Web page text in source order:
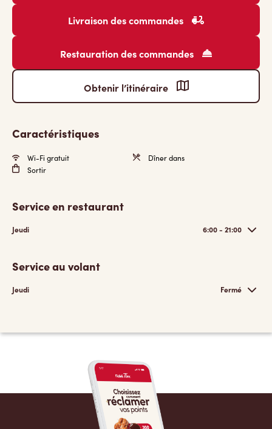
Livraison des commandes
Restauration des commandes
Obtenir l’itinéraire
Caractéristiques
Wi-Fi gratuit
Dîner dans
Sortir
Service en restaurant
Jeudi 6:00 - 21:00
Service au volant
Jeudi Fermé